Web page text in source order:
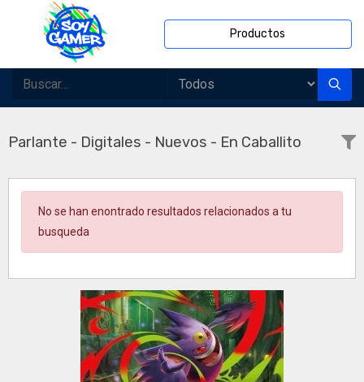
Productos
Parlante - Digitales - Nuevos - En Caballito
No se han enontrado resultados relacionados a tu
busqueda